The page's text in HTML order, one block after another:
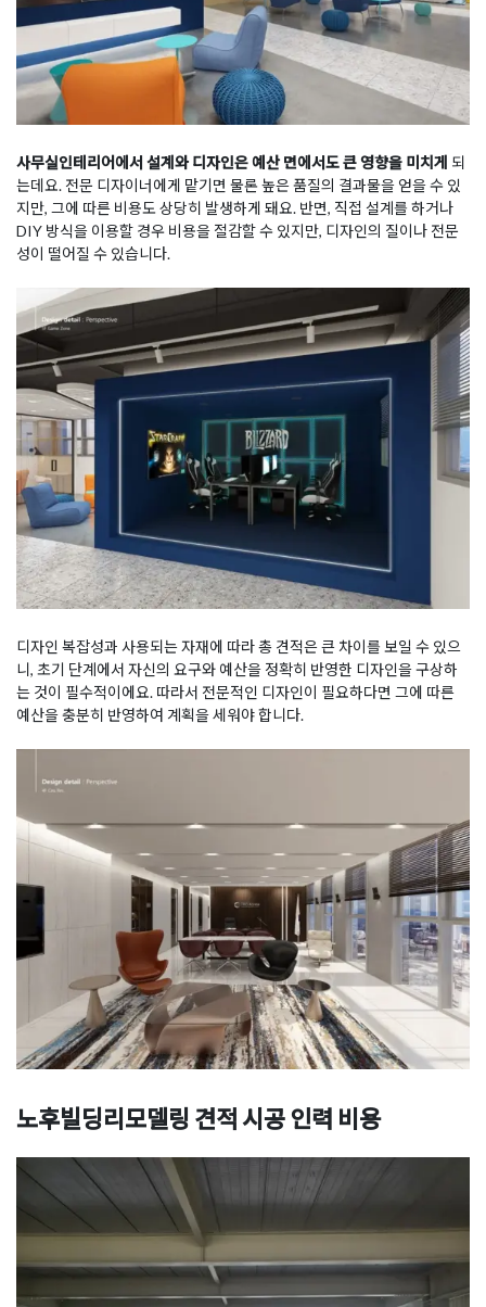
사무실인테리어에서 설계와 디자인은 예산 면에서도 큰 영향을 미치게 되
는데요. 전문 디자이너에게 맡기면 물론 높은 품질의 결과물을 얻을 수 있
지만, 그에 따른 비용도 상당히 발생하게 돼요. 반면, 직접 설계를 하거나
DIY 방식을 이용할 경우 비용을 절감할 수 있지만, 디자인의 질이나 전문
성이 떨어질 수 있습니다.
디자인 복잡성과 사용되는 자재에 따라 총 견적은 큰 차이를 보일 수 있으
니, 초기 단계에서 자신의 요구와 예산을 정확히 반영한 디자인을 구상하
는 것이 필수적이에요. 따라서 전문적인 디자인이 필요하다면 그에 따른
예산을 충분히 반영하여 계획을 세워야 합니다.
노후빌딩리모델링 견적 시공 인력 비용